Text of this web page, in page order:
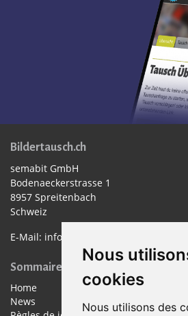
Nous
cookies
Nous utilisons des
Bildertausch.ch
semabit GmbH
Bodenaeckerstrasse 1
8957 Spreitenbach
Schweiz
E-Mail: info@bildertausch.ch
Sommaire
Home
News